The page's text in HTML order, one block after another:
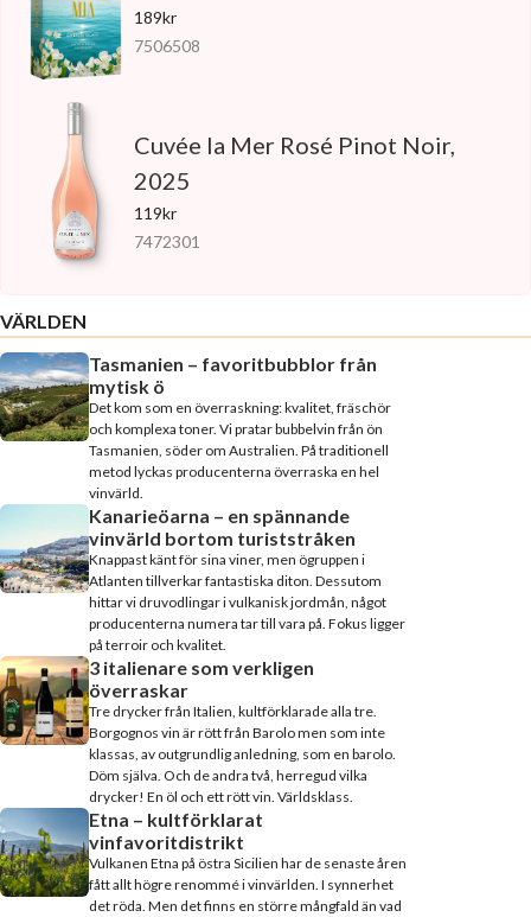
189kr
7506508
Cuvée la Mer Rosé Pinot Noir,
2025
119kr
7472301
VÄRLDEN
Tasmanien – favoritbubblor från
mytisk ö
Det kom som en överraskning: kvalitet, fräschör
och komplexa toner. Vi pratar bubbelvin från ön
Tasmanien, söder om Australien. På traditionell
metod lyckas producenterna överraska en hel
vinvärld.
Kanarieöarna – en spännande
vinvärld bortom turiststråken
Knappast känt för sina viner, men ögruppen i
Atlanten tillverkar fantastiska diton. Dessutom
hittar vi druvodlingar i vulkanisk jordmån, något
producenterna numera tar till vara på. Fokus ligger
på terroir och kvalitet.
3 italienare som verkligen
överraskar
Tre drycker från Italien, kultförklarade alla tre.
Borgognos vin är rött från Barolo men som inte
klassas, av outgrundlig anledning, som en barolo.
Döm själva. Och de andra två, herregud vilka
drycker! En öl och ett rött vin. Världsklass.
Etna – kultförklarat
vinfavoritdistrikt
Vulkanen Etna på östra Sicilien har de senaste åren
fått allt högre renommé i vinvärlden. I synnerhet
det röda. Men det finns en större mångfald än vad